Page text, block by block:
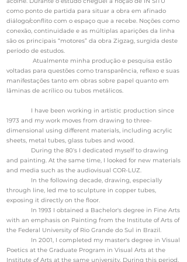
como ponto de partida para situar a obra em afinado
diálogo/conflito com o espaço que a recebe. Noções como
conexão, continuidade e as múltiplas aparições da linha
são os principais “motores” da obra Zigzag, surgida deste
período de estudos.
Atualmente minha produção e pesquisa estão
voltadas para questões como transparência, reflexo e suas
manifestações tanto em obras sobre papel quanto em
lâminas de acrílico ou tubos metálicos.
I have been working in artistic production since
1973 and my work moves from drawing to three-
dimensional using different materials, including acrylic
sheets, metal tubes, glass tubes and wood.
During the 80's I dedicated myself to drawing
and painting. At the same time, I looked for new materials
and media such as the audiovisual COR-LUZ.
In the following decade, drawing, especially
through line, led me to sculpture in copper tubes,
exposing it directly on the floor.
In 1993 I obtained a Bachelor's degree in Fine Arts
with an emphasis on Painting from the Institute of Arts of
the Federal University of Rio Grande do Sul in Brazil.
In 2001, I completed my master's degree in Visual
Poetics at the Graduate Program in Visual Arts at the
Institute of Arts at the same university. During this period,